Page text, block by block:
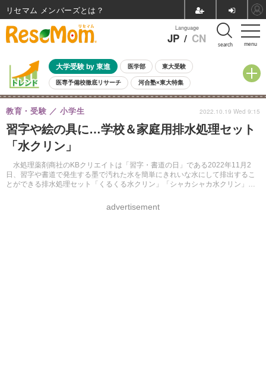
menu
Language
JP / CN search
大学受験 by 東進 医学部 東大受験
医専予備校徹底リサーチ 河合塾×東大特集
親子で考える大学選び 高校受験 中学受験 小学校受験
共通テスト 夏休み
8月開催イベント・WS 全国公立高校 過去問 人気記事
自由研究教材（小学生向け）
習字や絵の具に…学校＆家庭用排水処理セット
「水クリン」
水処理薬剤商社のKBクリエイトは「習字・書道の日」である2022年11月2
日、習字や書道で発生する墨で汚れた水を簡単にきれいな水にして排出するこ
とができる排水処理セット「くるくる水クリン」「シャカシャカ水クリン」を
教育・受験 小学生
advertisement
2022.10.19 Wed 9:15
リセマム メンバーズ